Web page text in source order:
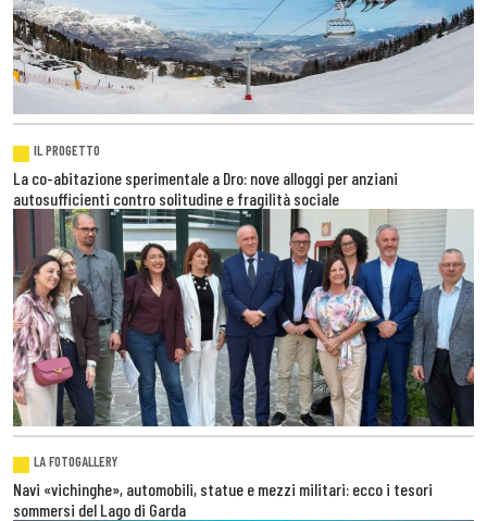
IL PROGETTO
La co-abitazione sperimentale a Dro: nove alloggi per anziani
autosufficienti contro solitudine e fragilità sociale
LA FOTOGALLERY
Navi «vichinghe», automobili, statue e mezzi militari: ecco i tesori
sommersi del Lago di Garda